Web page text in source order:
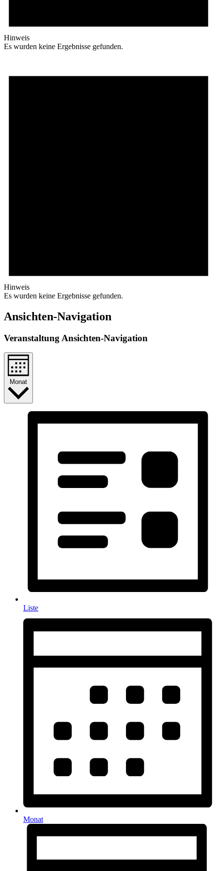
Hinweis
Es wurden keine Ergebnisse gefunden.
Hinweis
Es wurden keine Ergebnisse gefunden.
Ansichten-Navigation
Veranstaltung Ansichten-Navigation
Monat
Liste
Monat